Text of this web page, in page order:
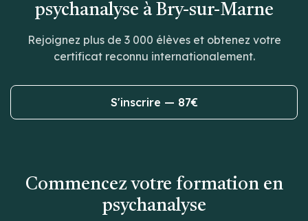
psychanalyse à Bry-sur-Marne
Rejoignez plus de 3 000 élèves et obtenez votre
certificat reconnu internationalement.
S'inscrire — 87€
Commencez votre formation en
psychanalyse